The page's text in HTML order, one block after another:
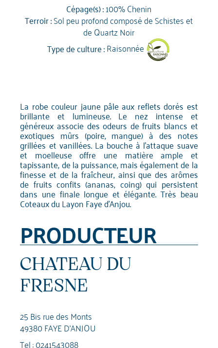
Cépage(s) :100% Chenin
Terroir :Sol peu profond composé de Schistes et
de Quartz Noir
Type de culture :Raisonnée
La robe couleur jaune pâle aux reflets dorés est
brillante et lumineuse. Le nez intense et
généreux associe des odeurs de fruits blancs et
exotiques mûrs (poire, mangue) à des notes
grillées et vanillées. La bouche à l'attaque suave
et moelleuse offre une matière ample et
tapissante, de la puissance, mais également de la
finesse et de la fraîcheur, ainsi que des arômes
de fruits confits (ananas, coing) qui persistent
dans une finale longue et élégante. Très beau
Coteaux du Layon Faye d'Anjou.
PRODUCTEUR
CHATEAU DU
FRESNE
25 Bis rue des Monts
49380 FAYE D'ANJOU
Tel :0241543088